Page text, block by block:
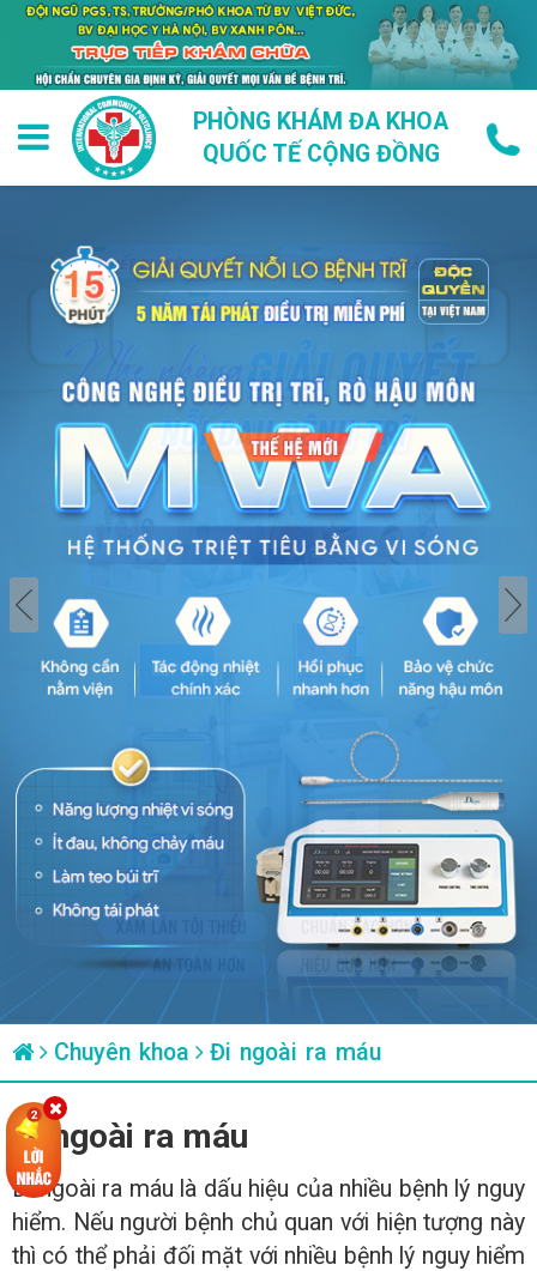
PHÒNG KHÁM ĐA KHOA
QUỐC TẾ CỘNG ĐỒNG
Chuyên khoa Đi ngoài ra máu
Đi ngoài ra máu
Đi ngoài ra máu là dấu hiệu của nhiều bệnh lý nguy
hiểm. Nếu người bệnh chủ quan với hiện tượng này
thì có thể phải đối mặt với nhiều bệnh lý nguy hiểm